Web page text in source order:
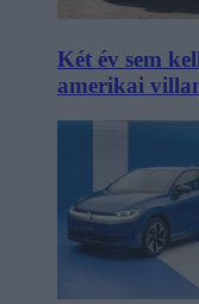
Két év sem
amerikai